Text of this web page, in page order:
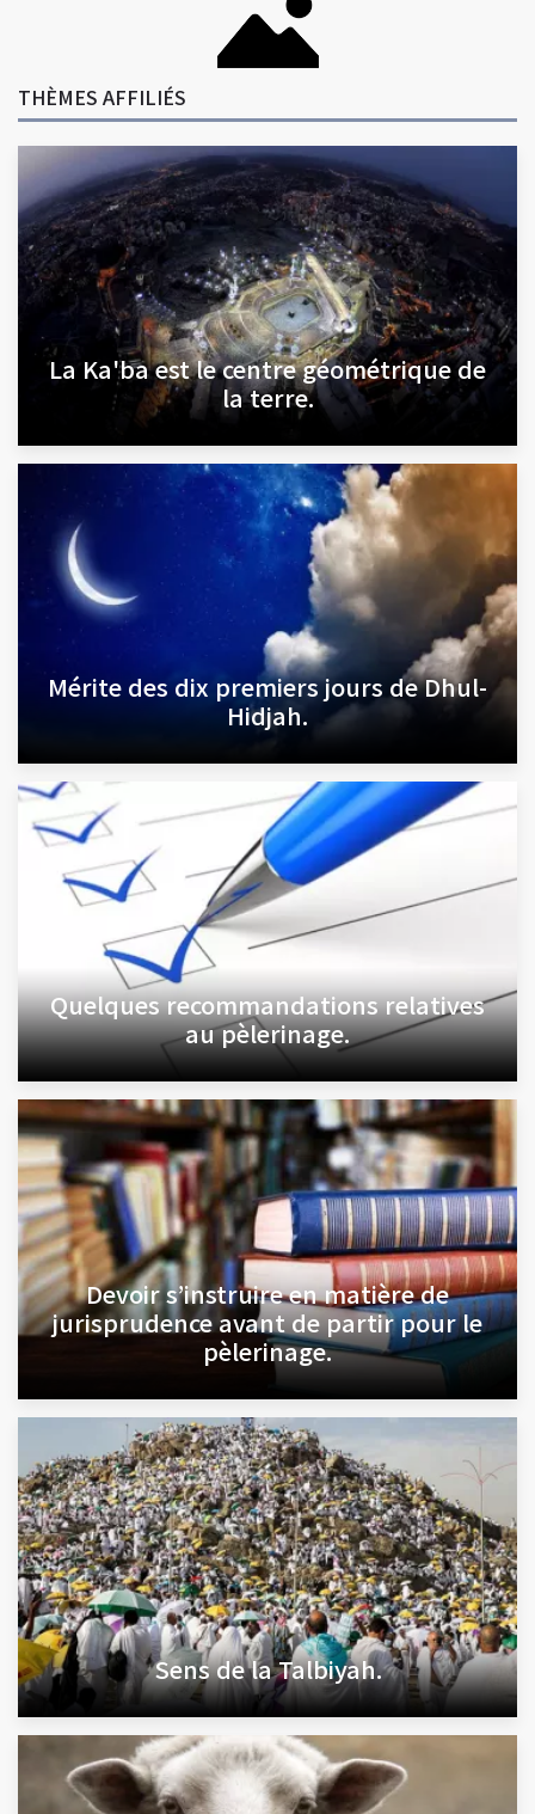
THÈMES AFFILIÉS
La Ka'ba est le centre géométrique de
la terre.
Mérite des dix premiers jours de Dhul-
Hidjah.
Quelques recommandations relatives
au pèlerinage.
Devoir s’instruire en matière de
jurisprudence avant de partir pour le
pèlerinage.
Sens de la Talbiyah.